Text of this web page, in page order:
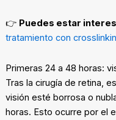
👉 Puedes estar
tratamiento con
Primeras 24 a 48 horas:
Tras la cirugía de retina,
visión esté borrosa o
horas. Esto ocurre por el